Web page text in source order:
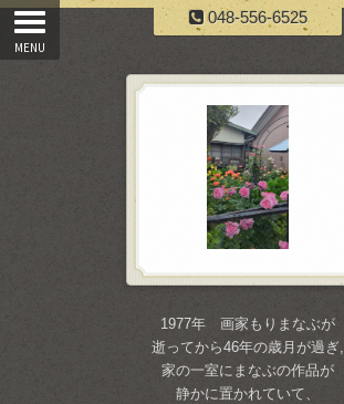
048-556-6525
1977年 画家もりまなぶが
逝ってから46年の歳月が過ぎ,
家の一室にまなぶの作品が
静かに置かれていて、